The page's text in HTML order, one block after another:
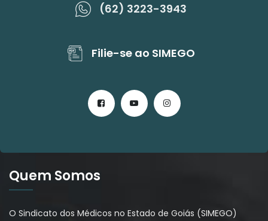
(62) 3223-3943
Filie-se ao SIMEGO
Quem Somos
O Sindicato dos Médicos no Estado de Goiás (SIMEGO)